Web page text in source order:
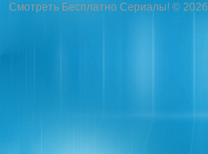
Смотреть Бесплатно Сериалы! © 2026